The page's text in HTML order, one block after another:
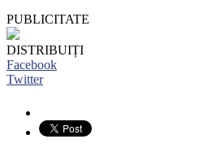
PUBLICITATE
DISTRIBUIȚI
Facebook
Twitter